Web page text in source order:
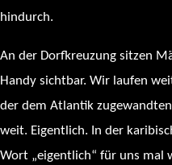
hindurch.
An der Dorfkreuzung sitzen
Handy sichtbar. Wir laufen
der dem Atlantik
weit. Eigentlich. In der
Wort „eigentlich“ für uns mal